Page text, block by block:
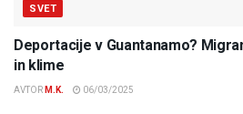
SVET
Deportacije v Guantanamo?
in klime
AVTOR M.K. 06/03/2025